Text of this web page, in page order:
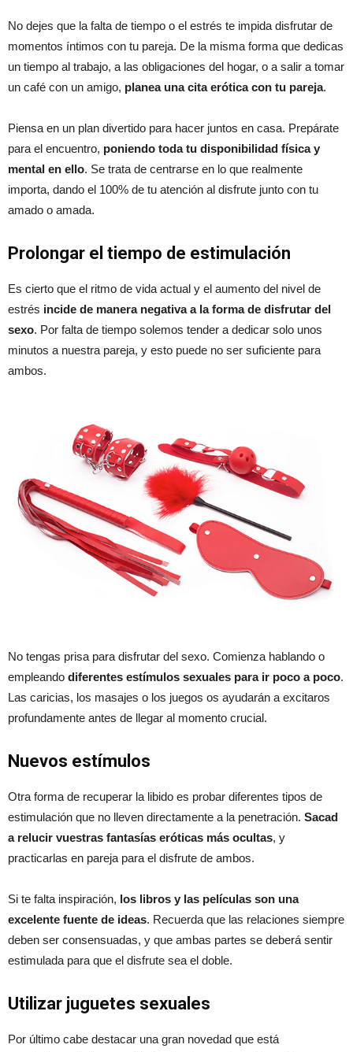
No dejes que la falta de tiempo o el estrés te impida disfrutar de
momentos íntimos con tu pareja. De la misma forma que dedicas
un tiempo al trabajo, a las obligaciones del hogar, o a salir a tomar
un café con un amigo, planea una cita erótica con tu pareja.
Piensa en un plan divertido para hacer juntos en casa. Prepárate
para el encuentro, poniendo toda tu disponibilidad física y
mental en ello. Se trata de centrarse en lo que realmente
importa, dando el 100% de tu atención al disfrute junto con tu
amado o amada.
Prolongar el tiempo de estimulación
Es cierto que el ritmo de vida actual y el aumento del nivel de
estrés incide de manera negativa a la forma de disfrutar del
sexo. Por falta de tiempo solemos tender a dedicar solo unos
minutos a nuestra pareja, y esto puede no ser suficiente para
ambos.
No tengas prisa para disfrutar del sexo. Comienza hablando o
empleando diferentes estímulos sexuales para ir poco a poco.
Las caricias, los masajes o los juegos os ayudarán a excitaros
profundamente antes de llegar al momento crucial.
Nuevos estímulos
Otra forma de recuperar la libido es probar diferentes tipos de
estimulación que no lleven directamente a la penetración. Sacad
a relucir vuestras fantasías eróticas más ocultas, y
practicarlas en pareja para el disfrute de ambos.
Si te falta inspiración, los libros y las películas son una
excelente fuente de ideas. Recuerda que las relaciones siempre
deben ser consensuadas, y que ambas partes se deberá sentir
estimulada para que el disfrute sea el doble.
Utilizar juguetes sexuales
Por último cabe destacar una gran novedad que está